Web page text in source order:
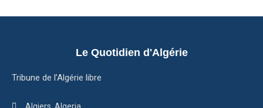
Le Quotidien d'Algérie
Tribune de l’Algérie libre